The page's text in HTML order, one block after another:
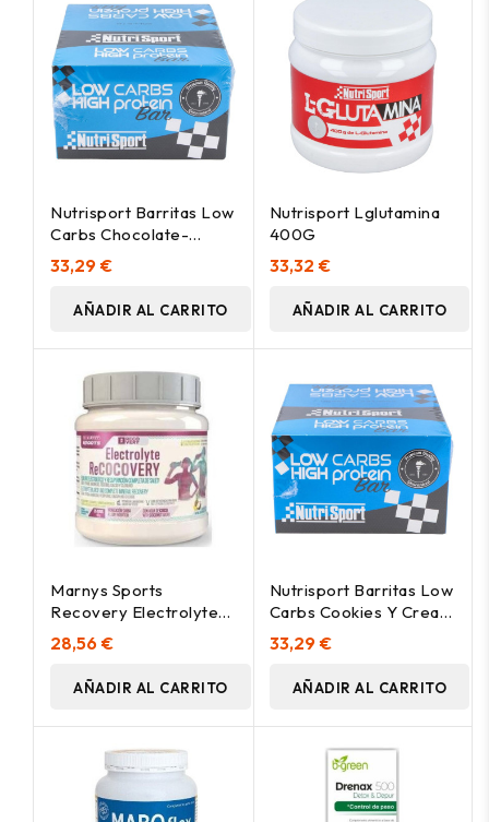
Nutrisport Barritas Low
Carbs Chocolate-
Galleta 16 Uds
33,29 €
AÑADIR AL CARRITO
Nutrisport Lglutamina
400G
33,32 €
AÑADIR AL CARRITO
Marnys Sports
Recovery Electrolyte
Recocovery 450G
28,56 €
AÑADIR AL CARRITO
Nutrisport Barritas Low
Carbs Cookies Y Cream
16 Uds
33,29 €
AÑADIR AL CARRITO